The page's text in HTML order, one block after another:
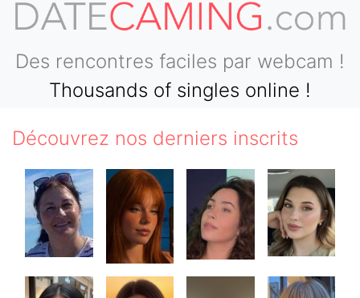
Des rencontres faciles par webcam !
Thousands of singles online !
Découvrez nos derniers inscrits